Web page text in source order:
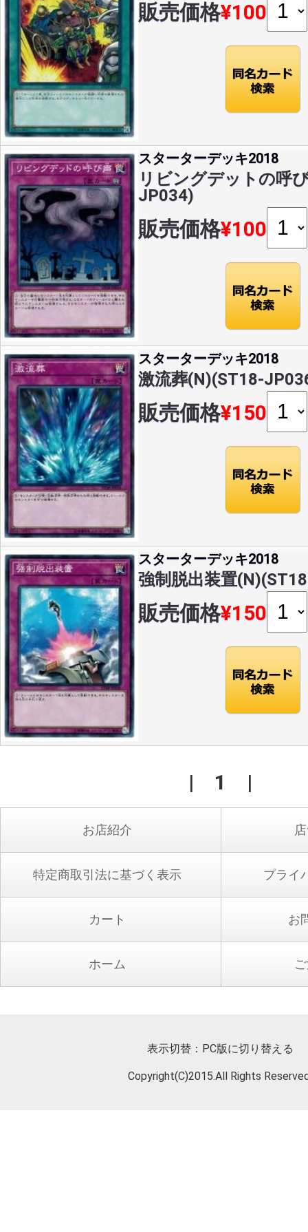
販売価格¥100
スターターデッキ2018
リビングデットの呼
JP034)
販売価格¥100
スターターデッキ2018
激流葬(N)(ST18-
販売価格¥150
スターターデッキ2018
強制脱出装置
販売価格¥150
| 1 |
お店紹介
特定商取引法に基づく表示 プライ
カート お
ホーム
表示切替： PC版に切り替える
Copyright(C)2015.All Rights